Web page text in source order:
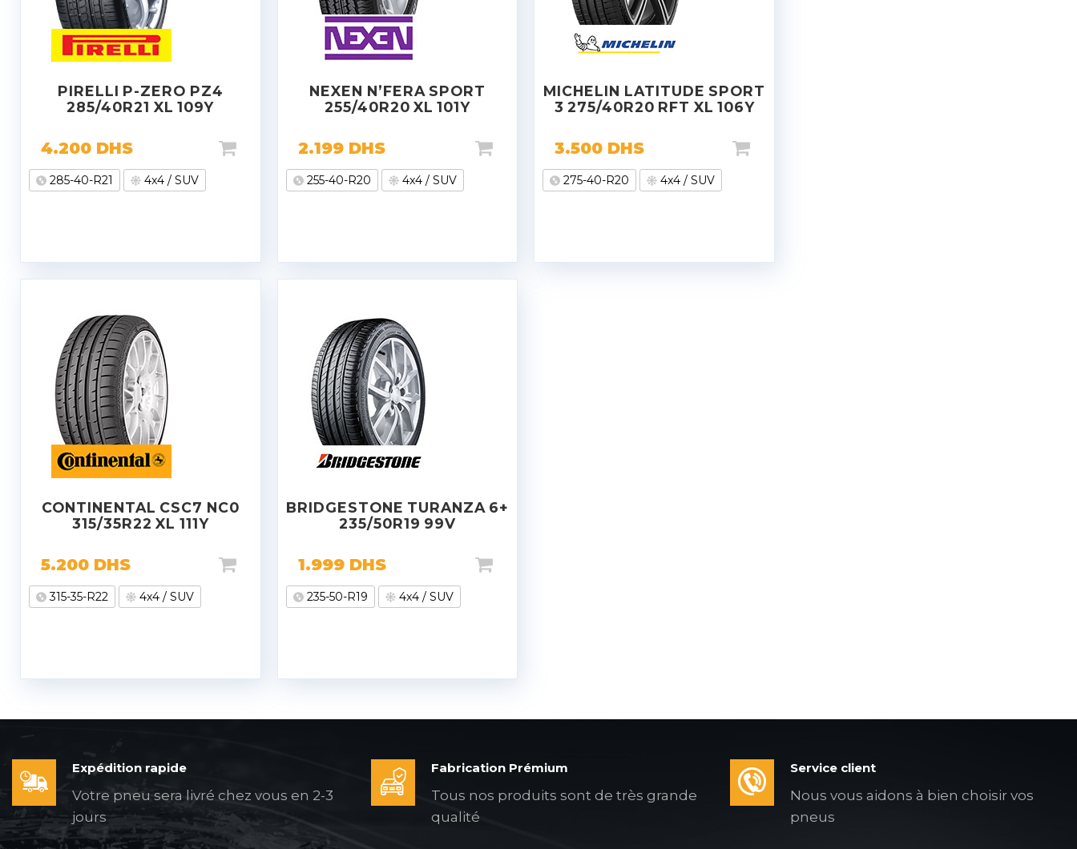
PIRELLI P-ZERO PZ4
285/40R21 XL 109Y
4.200 DHS
285-40-R21 4x4 / SUV
NEXEN N’FERA SPORT
255/40R20 XL 101Y
2.199 DHS
255-40-R20 4x4 / SUV
MICHELIN LATITUDE SPORT
3 275/40R20 RFT XL 106Y
3.500 DHS
275-40-R20 4x4 / SUV
CONTINENTAL CSC7 NC0
315/35R22 XL 111Y
5.200 DHS
315-35-R22 4x4 / SUV
BRIDGESTONE TURANZA 6+
235/50R19 99V
1.999 DHS
235-50-R19 4x4 / SUV
Expédition rapide
Votre pneu sera livré chez vous en 2-3
jours
Fabrication Prémium
Tous nos produits sont de très grande
qualité
Service client
Nous vous aidons à bien choisir vos
pneus